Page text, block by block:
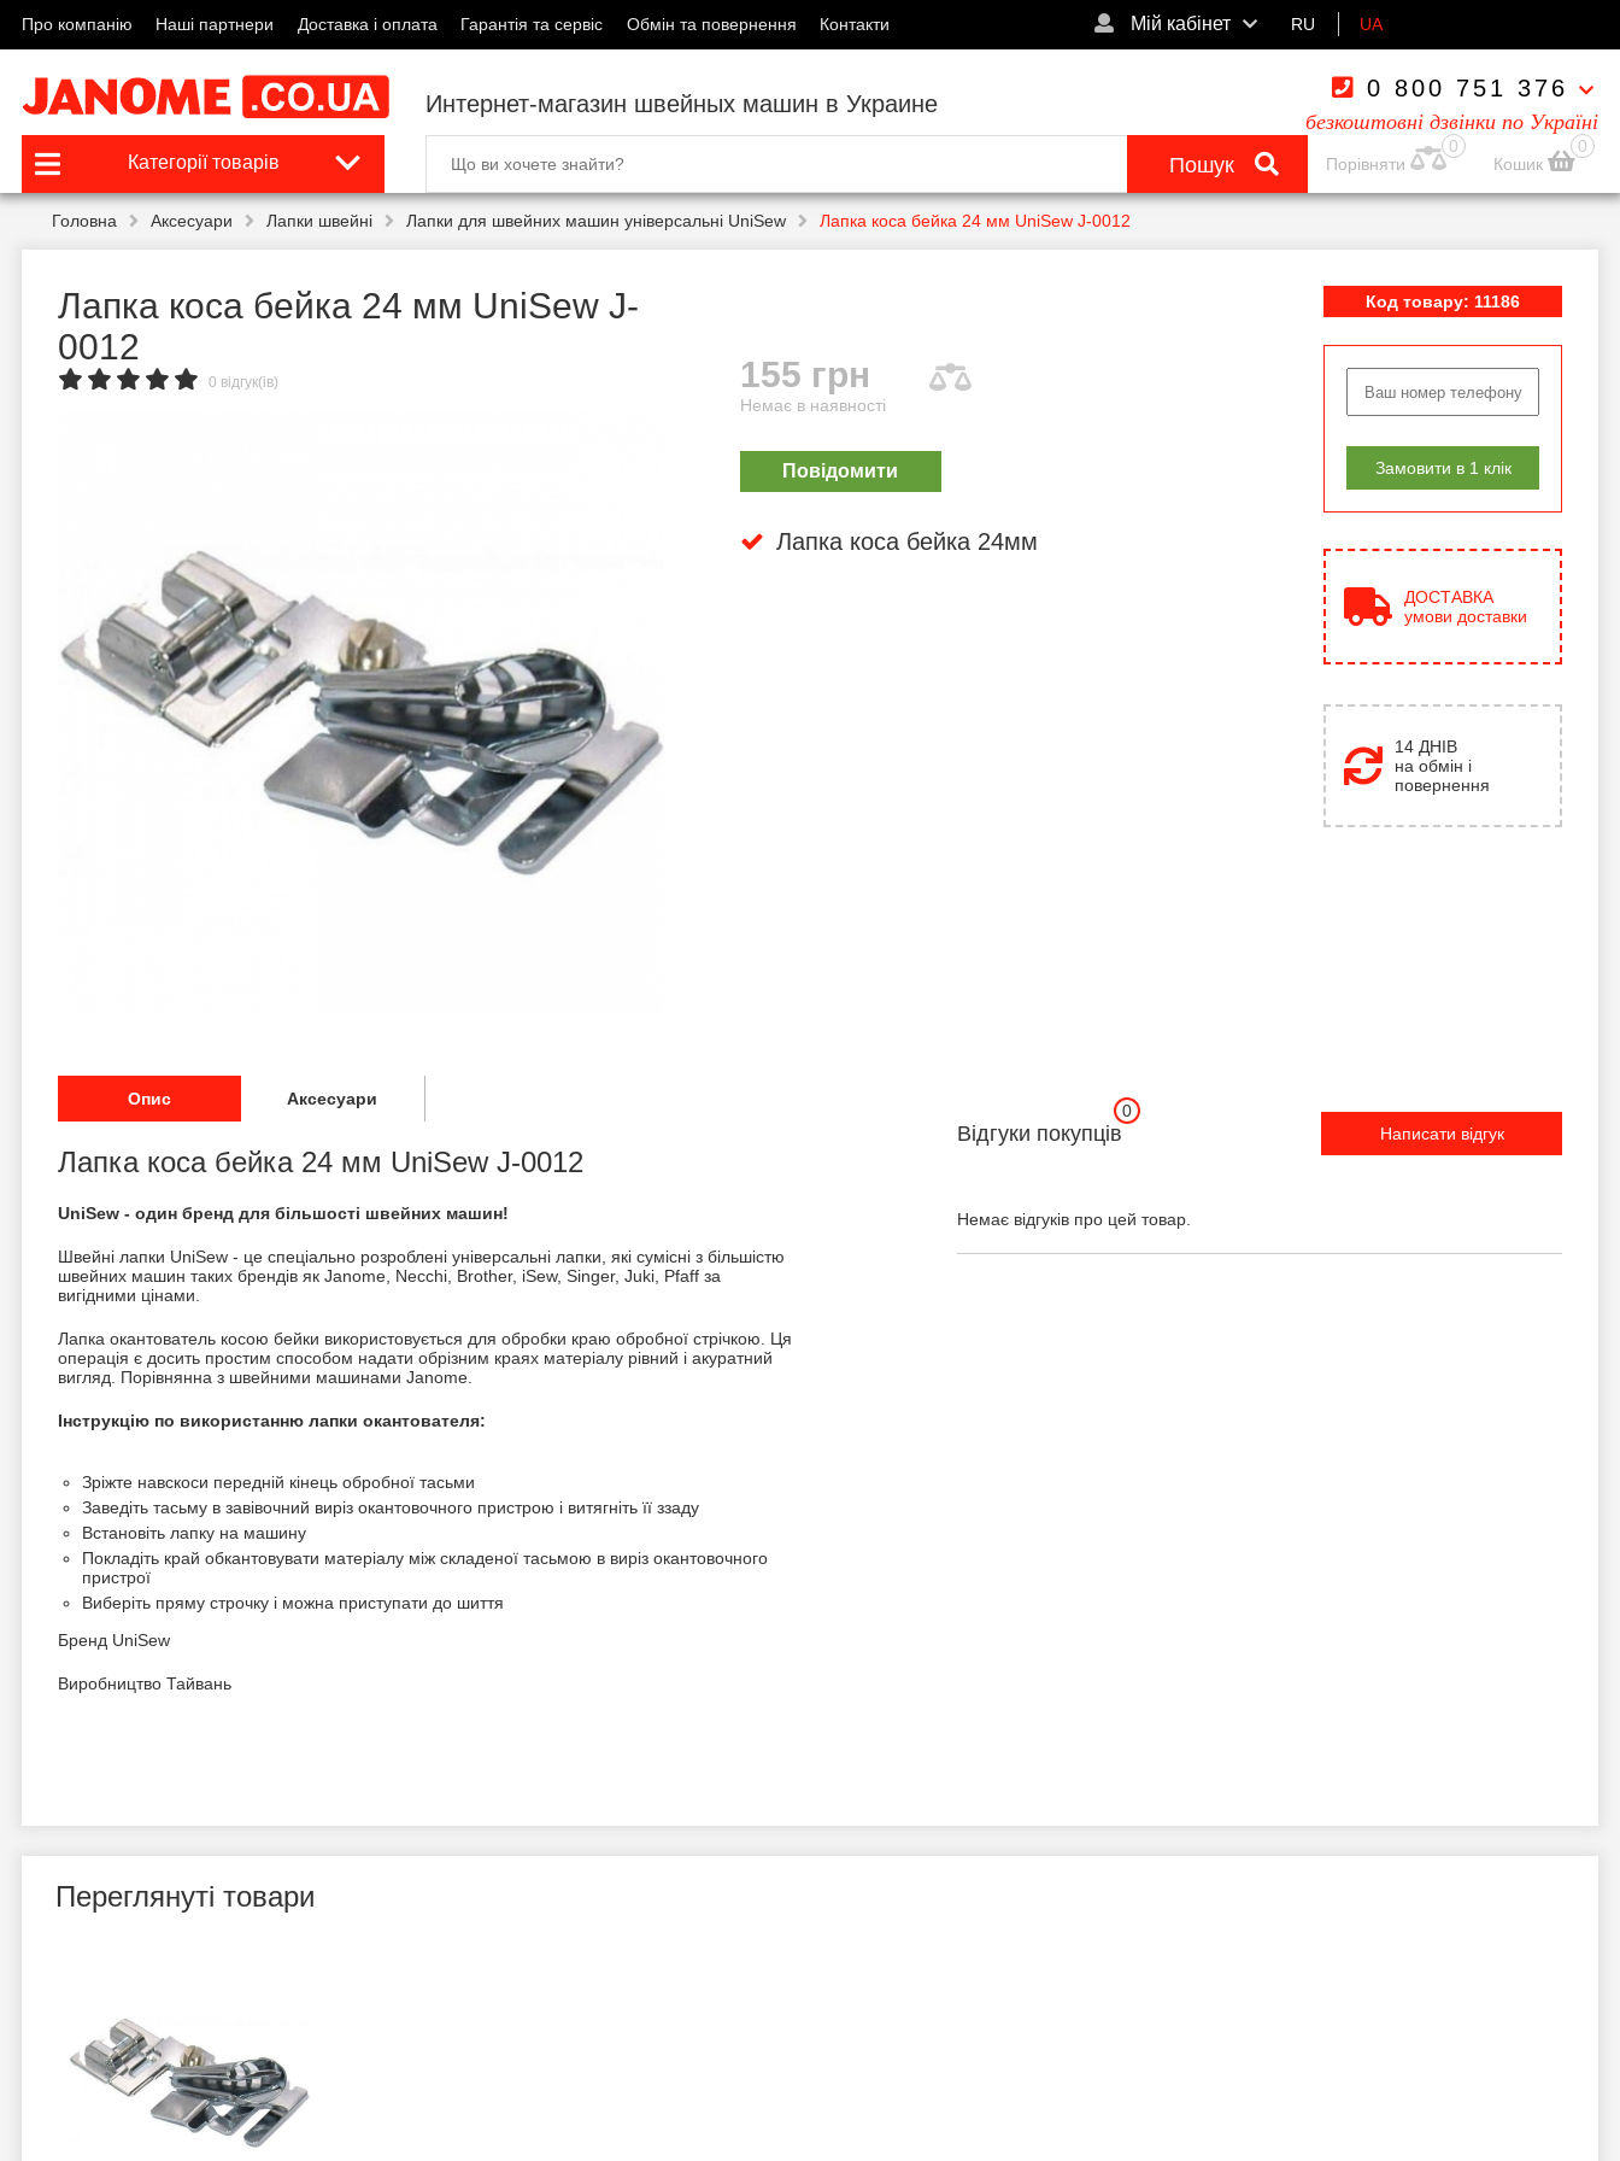
Про компанію Наші партнери Доставка і оплата Гарантія та сервіс Обмін та повернення Контакти Мій кабінет RU UA
Интернет-магазин швейных машин в Украине
0 800 751 376
безкоштовні дзвінки по Україні
Категорії товарів Пошук
0
Порівняти
0
Кошик
Головна Аксесуари Лапки швейні Лапки для швейних машин універсальні UniSew Лапка коса бейка 24 мм UniSew J-0012
Лапка коса бейка 24 мм UniSew J-
0012
0 відгук(ів) 155 грн
Немає в наявності
Повідомити
Лапка коса бейка 24мм
Код товару: 11186
Замовити в 1 клік
ДОСТАВКА
умови доставки
14 ДНІВ
на обмін і
повернення
Опис Аксесуари
Лапка коса бейка 24 мм UniSew J-0012
UniSew - один бренд для більшості швейних машин!
Швейні лапки UniSew - це спеціально розроблені універсальні лапки, які сумісні з більшістю
швейних машин таких брендів як Janome, Necchi, Brother, iSew, Singer, Juki, Pfaff за
вигідними цінами.
Лапка окантователь косою бейки використовується для обробки краю обробної стрічкою. Ця
операція є досить простим способом надати обрізним краях матеріалу рівний і акуратний
вигляд. Порівнянна з швейними машинами Janome.
Інструкцію по використанню лапки окантователя:
Зріжте навскоси передній кінець обробної тасьми
Заведіть тасьму в завівочний виріз окантовочного пристрою і витягніть її ззаду
Встановіть лапку на машину
Покладіть край обкантовувати матеріалу між складеної тасьмою в виріз окантовочного
пристрої
Виберіть пряму строчку і можна приступати до шиття
Бренд UniSew
Виробництво Тайвань
Відгуки покупців
0
Написати відгук
Немає відгуків про цей товар.
Переглянуті товари